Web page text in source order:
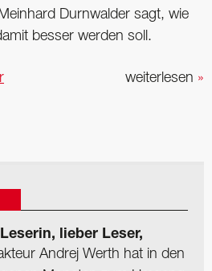
Durnwalder sagt, wie
besser werden soll.
weiterlesen »
lieber Leser,
Andrej Werth hat in den